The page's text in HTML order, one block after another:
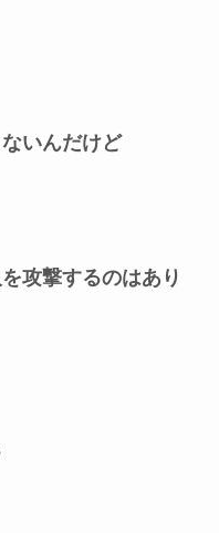
いんだけど
攻撃するのはあり